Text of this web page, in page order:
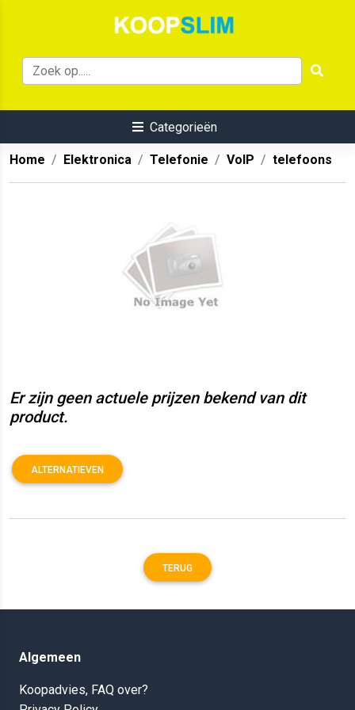
Categorieën
Home Elektronica Telefonie VoIP telefoons
Er zijn geen actuele prijzen bekend van dit
product.
ALTERNATIEVEN
TERUG
Algemeen
Koopadvies, FAQ over?